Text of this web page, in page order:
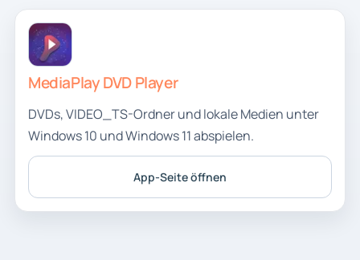
MediaPlay DVD Player
DVDs, VIDEO_TS-Ordner und lokale Medien unter
Windows 10 und Windows 11 abspielen.
App-Seite öffnen